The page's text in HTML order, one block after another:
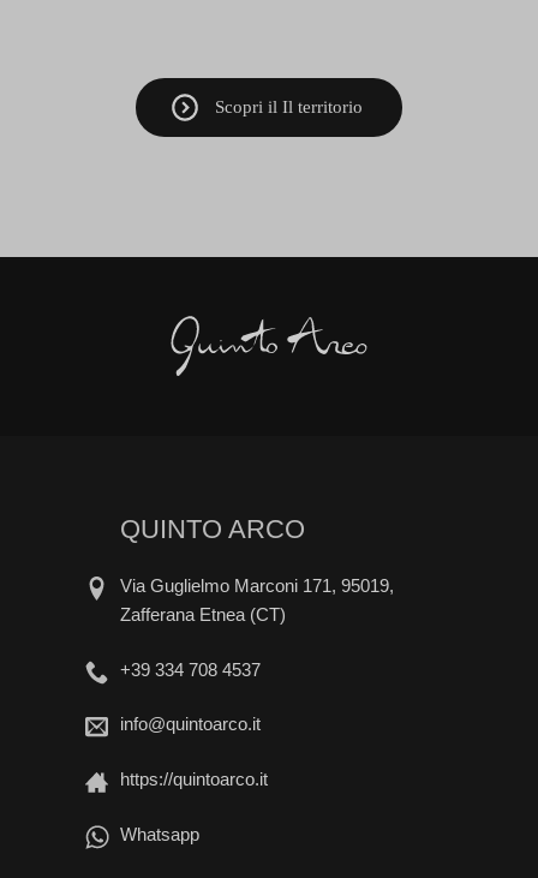
Scopri il Il territorio
QUINTO ARCO
Via Guglielmo Marconi 171, 95019,
Zafferana Etnea (CT)
+39 334 708 4537
info@quintoarco.it
https://quintoarco.it
Whatsapp